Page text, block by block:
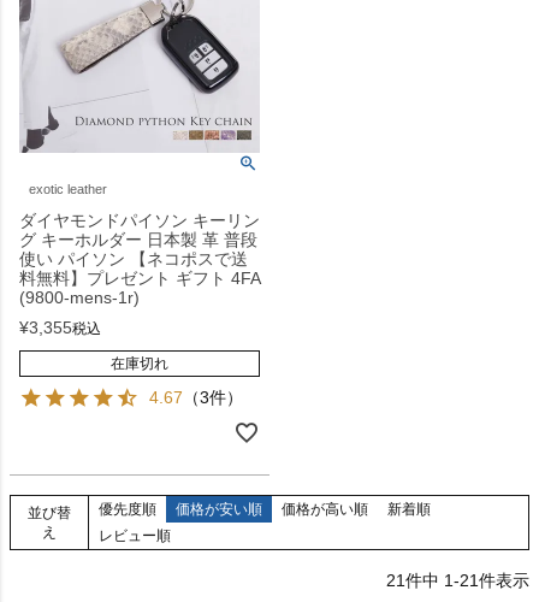
exotic leather
ダイヤモンドパイソン キーリン
グ キーホルダー 日本製 革 普段
使い パイソン 【ネコポスで送
料無料】プレゼント ギフト 4FA
(9800-mens-1r)
¥3,355税込
在庫切れ
4.67 （3件）
並び替
え
優先度順 価格が安い順 価格が高い順
新着順
レビュー順
21件中 1-21件表示